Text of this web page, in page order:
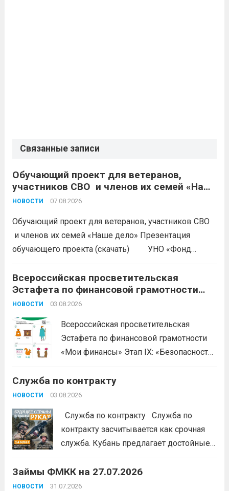
Связанные записи
Обучающий проект для ветеранов,
участников СВО и членов их семей «Наше
дело»
НОВОСТИ 07.08.2026
Обучающий проект для ветеранов, участников СВО
и членов их семей «Наше дело» Презентация
обучающего проекта (скачать) УНО «Фонд
продолжается прием заявок на бесплатное участие в
обучающем проекте «Наше дело». Обучение
ориентировано на ветеранов боевых...
Всероссийская просветительская
Эстафета по финансовой грамотности
«Мои финансы»
НОВОСТИ 03.08.2026
Всероссийская просветительская
Эстафета по финансовой грамотности
«Мои финансы» Этап IX: «Безопасность
портале: моифинансы.рф
#ЭстафетаМоиФинансы
Служба по контракту
НОВОСТИ 03.08.2026
Служба по контракту Служба по
контракту засчитывается как срочная
служба. Кубань предлагает достойные
защиту Отечества:
единовременно;
Займы ФМКК на 27.07.2026
НОВОСТИ 31.07.2026